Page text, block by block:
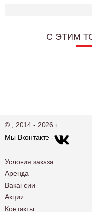
C ЭТИМ
© , 2014 - 2026 г.
Мы Вконтакте -
Условия заказа
Аренда
Вакансии
Акции
Контакты